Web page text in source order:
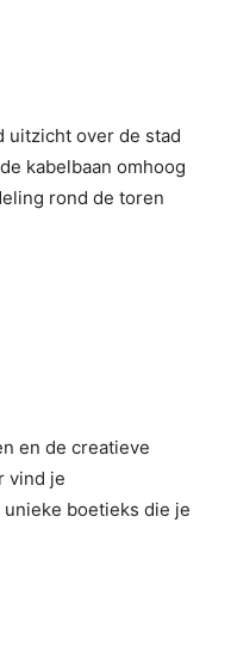
uitzicht over de stad
kabelbaan omhoog
rond de toren
en de creatieve
vind je
boetieks die je